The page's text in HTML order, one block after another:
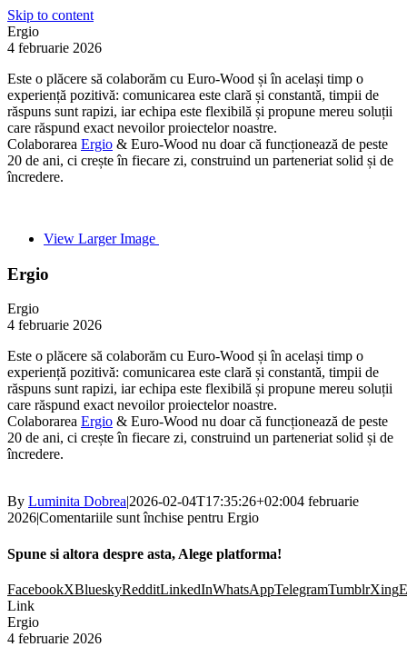
Skip to content
Ergio
4 februarie 2026
Este o plăcere să colaborăm cu Euro-Wood și în același timp o
experiență pozitivă: comunicarea este clară și constantă, timpii de
răspuns sunt rapizi, iar echipa este flexibilă și propune mereu soluții
care răspund exact nevoilor proiectelor noastre.
Colaborarea Ergio & Euro-Wood nu doar că funcționează de peste
20 de ani, ci crește în fiecare zi, construind un parteneriat solid și de
încredere.
View Larger Image
Ergio
Ergio
4 februarie 2026
Este o plăcere să colaborăm cu Euro-Wood și în același timp o
experiență pozitivă: comunicarea este clară și constantă, timpii de
răspuns sunt rapizi, iar echipa este flexibilă și propune mereu soluții
care răspund exact nevoilor proiectelor noastre.
Colaborarea Ergio & Euro-Wood nu doar că funcționează de peste
20 de ani, ci crește în fiecare zi, construind un parteneriat solid și de
încredere.
By Luminita Dobrea|2026-02-04T17:35:26+02:004 februarie
2026|Comentariile sunt închise pentru Ergio
Spune si altora despre asta, Alege platforma!
FacebookXBlueskyRedditLinkedInWhatsAppTelegramTumblrXing
Link
Ergio
4 februarie 2026